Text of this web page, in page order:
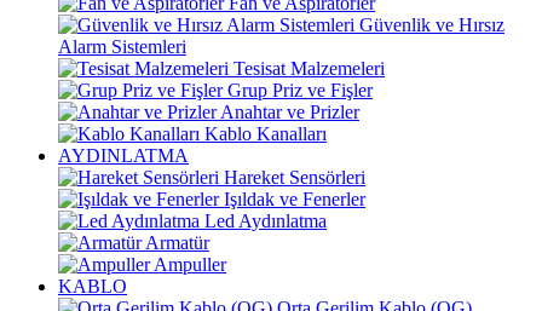
Güvenlik ve Hırsız
Alarm Sistemleri
Tesisat Malzemeleri
Grup Priz ve Fişler
Anahtar ve Prizler
Kablo Kanalları
AYDINLATMA
Hareket Sensörleri
Işıldak ve Fenerler
Led Aydınlatma
Armatür
Ampuller
KABLO